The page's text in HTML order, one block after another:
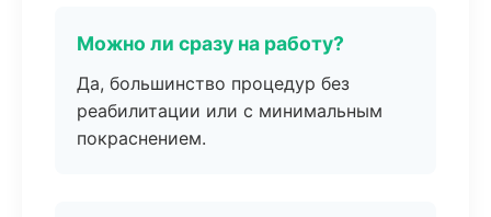
Можно ли сразу на работу?
Да, большинство процедур без
реабилитации или с минимальным
покраснением.